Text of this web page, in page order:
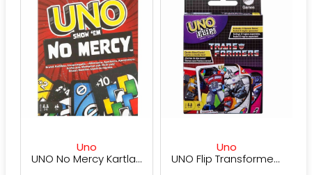
Uno
UNO No Mercy Kartlar HWV18
Uno
UNO Flip Transformers HXJ49